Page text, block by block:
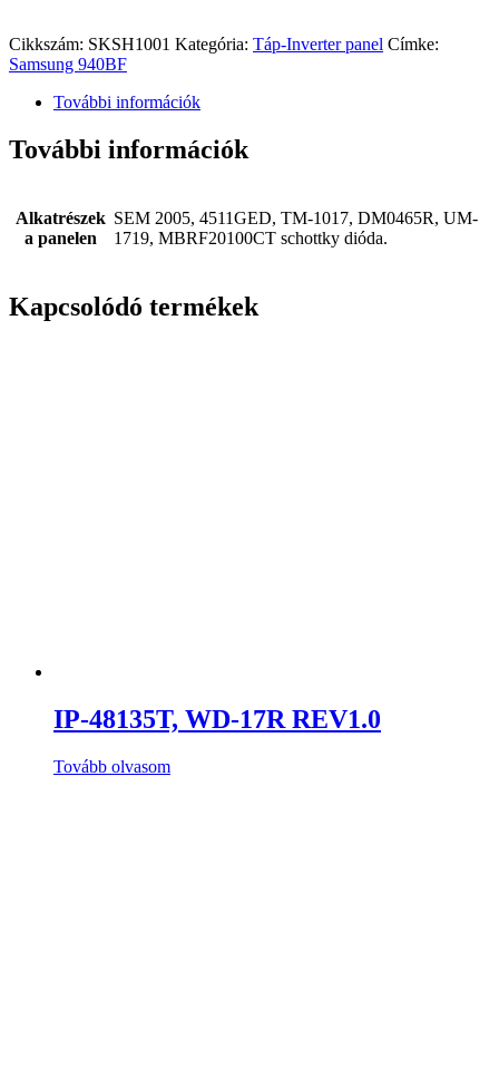
Cikkszám: SKSH1001 Kategória: Táp-Inverter panel Címke:
Samsung 940BF
További információk
További információk
Alkatrészek
a panelen
SEM 2005, 4511GED, TM-1017, DM0465R, UM-
1719, MBRF20100CT schottky dióda.
Kapcsolódó termékek
IP-48135T, WD-17R REV1.0
Tovább olvasom